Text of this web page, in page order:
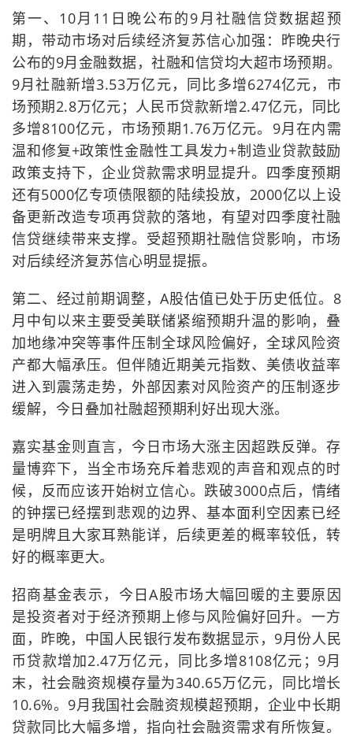
第一、10月11日晚公布的9月社融信贷数据超预
期，带动市场对后续经济复苏信心加强：昨晚央行
公布的9月金融数据，社融和信贷均大超市场预期。
9月社融新增3.53万亿元，同比多增6274亿元，市
场预期2.8万亿元；人民币贷款新增2.47亿元，同比
多增8100亿元，市场预期1.76万亿元。9月在内需
温和修复+政策性金融性工具发力+制造业贷款鼓励
政策支持下，企业贷款需求明显提升。四季度预期
还有5000亿专项债限额的陆续投放，2000亿以上设
备更新改造专项再贷款的落地，有望对四季度社融
信贷继续带来支撑。受超预期社融信贷影响，市场
对后续经济复苏信心明显提振。
第二、经过前期调整，A股估值已处于历史低位。8
月中旬以来主要受美联储紧缩预期升温的影响，叠
加地缘冲突等事件压制全球风险偏好，全球风险资
产都大幅承压。但伴随近期美元指数、美债收益率
进入到震荡走势，外部因素对风险资产的压制逐步
缓解，今日叠加社融超预期利好出现大涨。
嘉实基金则直言，今日市场大涨主因超跌反弹。存
量博弈下，当全市场充斥着悲观的声音和观点的时
候，反而应该开始树立信心。跌破3000点后，情绪
的钟摆已经摆到悲观的边界、基本面利空因素已经
是明牌且大家耳熟能详，后续更差的概率较低，转
好的概率更大。
招商基金表示，今日A股市场大幅回暖的主要原因
是投资者对于经济预期上修与风险偏好回升。一方
面，昨晚，中国人民银行发布数据显示，9月份人民
币贷款增加2.47万亿元，同比多增8108亿元；9月
末，社会融资规模存量为340.65万亿元，同比增长
10.6%。9月我国社会融资规模超预期，企业中长期
贷款同比大幅多增，指向社会融资需求有所恢复。